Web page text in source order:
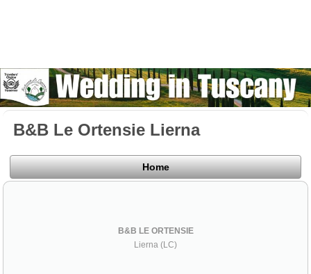
B&B Le Ortensie Lierna
Home
B&B LE ORTENSIE
Lierna (LC)